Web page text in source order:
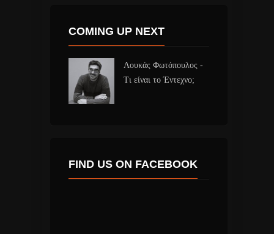
COMING UP NEXT
Λουκάς Φωτόπουλος -
Τι είναι το Έντεχνο;
FIND US ON FACEBOOK